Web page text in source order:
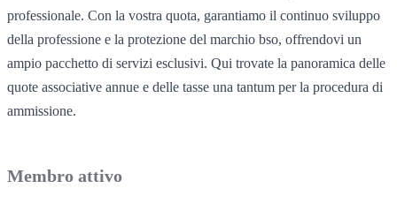
professionale. Con la vostra quota, garantiamo il continuo sviluppo
della professione e la protezione del marchio bso, offrendovi un
ampio pacchetto di servizi esclusivi. Qui trovate la panoramica delle
quote associative annue e delle tasse una tantum per la procedura di
ammissione.
Membro attivo